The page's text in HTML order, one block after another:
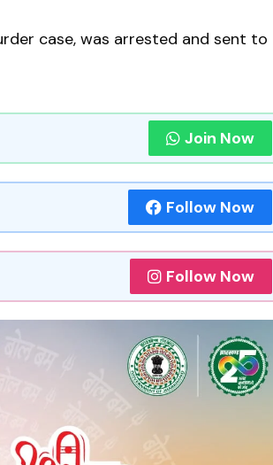
Join Now
Follow Now
Follow Now